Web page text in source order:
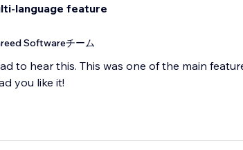
language feature
Softwareチーム
to hear this. This was one of the main
you like it!